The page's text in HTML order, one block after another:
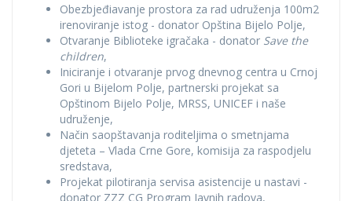
Obezbjeđiavanje prostora za rad udruženja 100m2
irenoviranje istog - donator Opština Bijelo Polje,
Otvaranje Biblioteke igračaka - donator Save the
children,
Iniciranje i otvaranje prvog dnevnog centra u Crnoj
Gori u Bijelom Polje, partnerski projekat sa
Opštinom Bijelo Polje, MRSS, UNICEF i naše
udruženje,
Način saopštavanja roditeljima o smetnjama
djeteta – Vlada Crne Gore, komisija za raspodjelu
sredstava,
Projekat pilotiranja servisa asistencije u nastavi -
donator ZZZ CG Program Javnih radova,